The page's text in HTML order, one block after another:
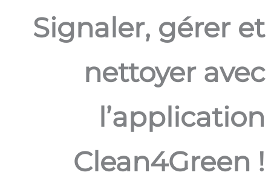
Signaler, gérer et
nettoyer avec
l’application
Clean4Green !